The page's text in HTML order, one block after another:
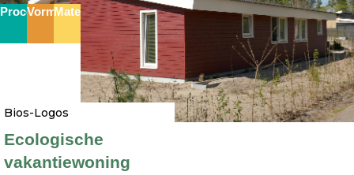
ProcesVormMaterie
Bios-Logos
Ecologische
vakantiewoning